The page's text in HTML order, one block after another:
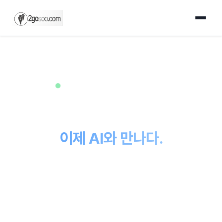
Wheeling, IL — 시카고 광역 지역 서비스
이제 AI와 만나다.